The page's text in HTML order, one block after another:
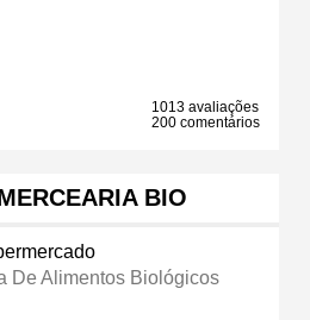
1013 avaliações
200 comentários
BIO
De Alimentos Biológicos